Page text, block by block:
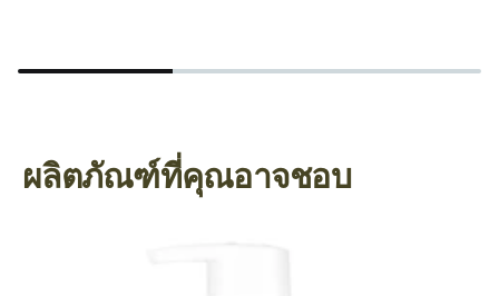
ผลิตภัณฑ์ที่คุณอาจชอบ